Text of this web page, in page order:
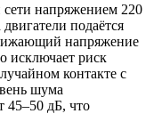
напряжением 220
подаётся
напряжение
исключает риск
контакте с
шума
45–50 дБ, что